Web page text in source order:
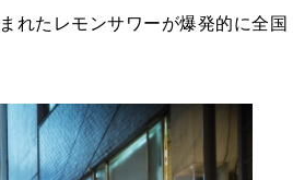
れたレモンサワーが爆発的に全国